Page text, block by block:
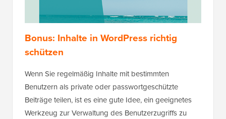
Bonus: Inhalte in WordPress richtig
schützen
Wenn Sie regelmäßig Inhalte mit bestimmten
Benutzern als private oder passwortgeschützte
Beiträge teilen, ist es eine gute Idee, ein geeignetes
Werkzeug zur Verwaltung des Benutzerzugriffs zu